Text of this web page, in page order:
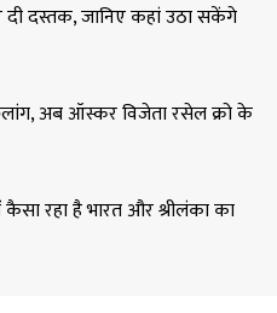
दस्तक, जानिए कहां उठा सकेंगे
अब ऑस्कर विजेता रसेल क्रो के
रहा है भारत और श्रीलंका का